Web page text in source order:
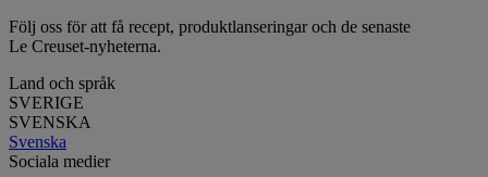
Följ oss för att få recept, produktlanseringar och de senaste
Le Creuset-nyheterna.
Land och språk
SVERIGE
SVENSKA
Svenska
Sociala medier